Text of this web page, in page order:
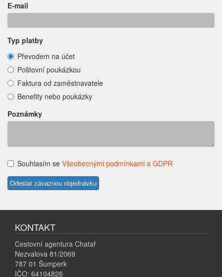
E-mail
Typ platby
Převodem na účet
Poštovní poukázkou
Faktura od zaměstnavatele
Benefity nebo poukázky
Poznámky
Souhlasím se Všeobecnými podmínkami a GDPR
KONTAKT
Cestovní agentura Chatař
Nezvalova 81/2069
787 01 Šumperk
IČO: 64104826